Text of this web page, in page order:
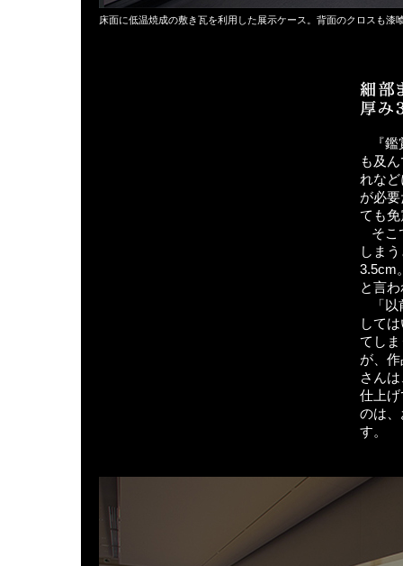
床面に低温焼成の敷き瓦を利用した展示ケース。背面のクロスも
『
も及
れな
が必
ても
そこ
しま
3.5cm
と言
「
して
てし
が、
さん
仕上
のは
す。